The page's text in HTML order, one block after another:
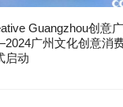
Guangzhou创意
广州文化创意消
启动